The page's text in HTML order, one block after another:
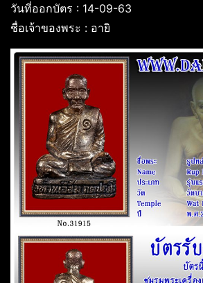
วันที่ออกบัตร : 14-09-63
ชื่อเจ้าของพระ : อายิ